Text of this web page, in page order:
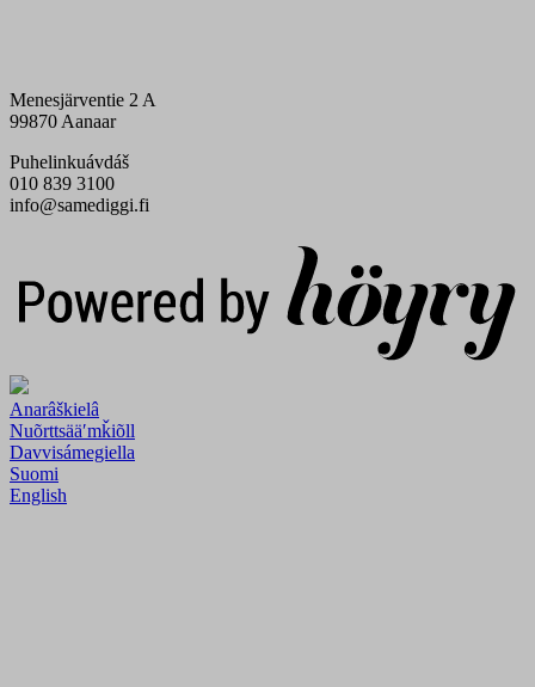
Menesjärventie 2 A
99870 Aanaar
Puhelinkuávdáš
010 839 3100
info@samediggi.fi
Anarâškielâ
Nuõrttsääʹmǩiõll
Davvisámegiella
Suomi
English